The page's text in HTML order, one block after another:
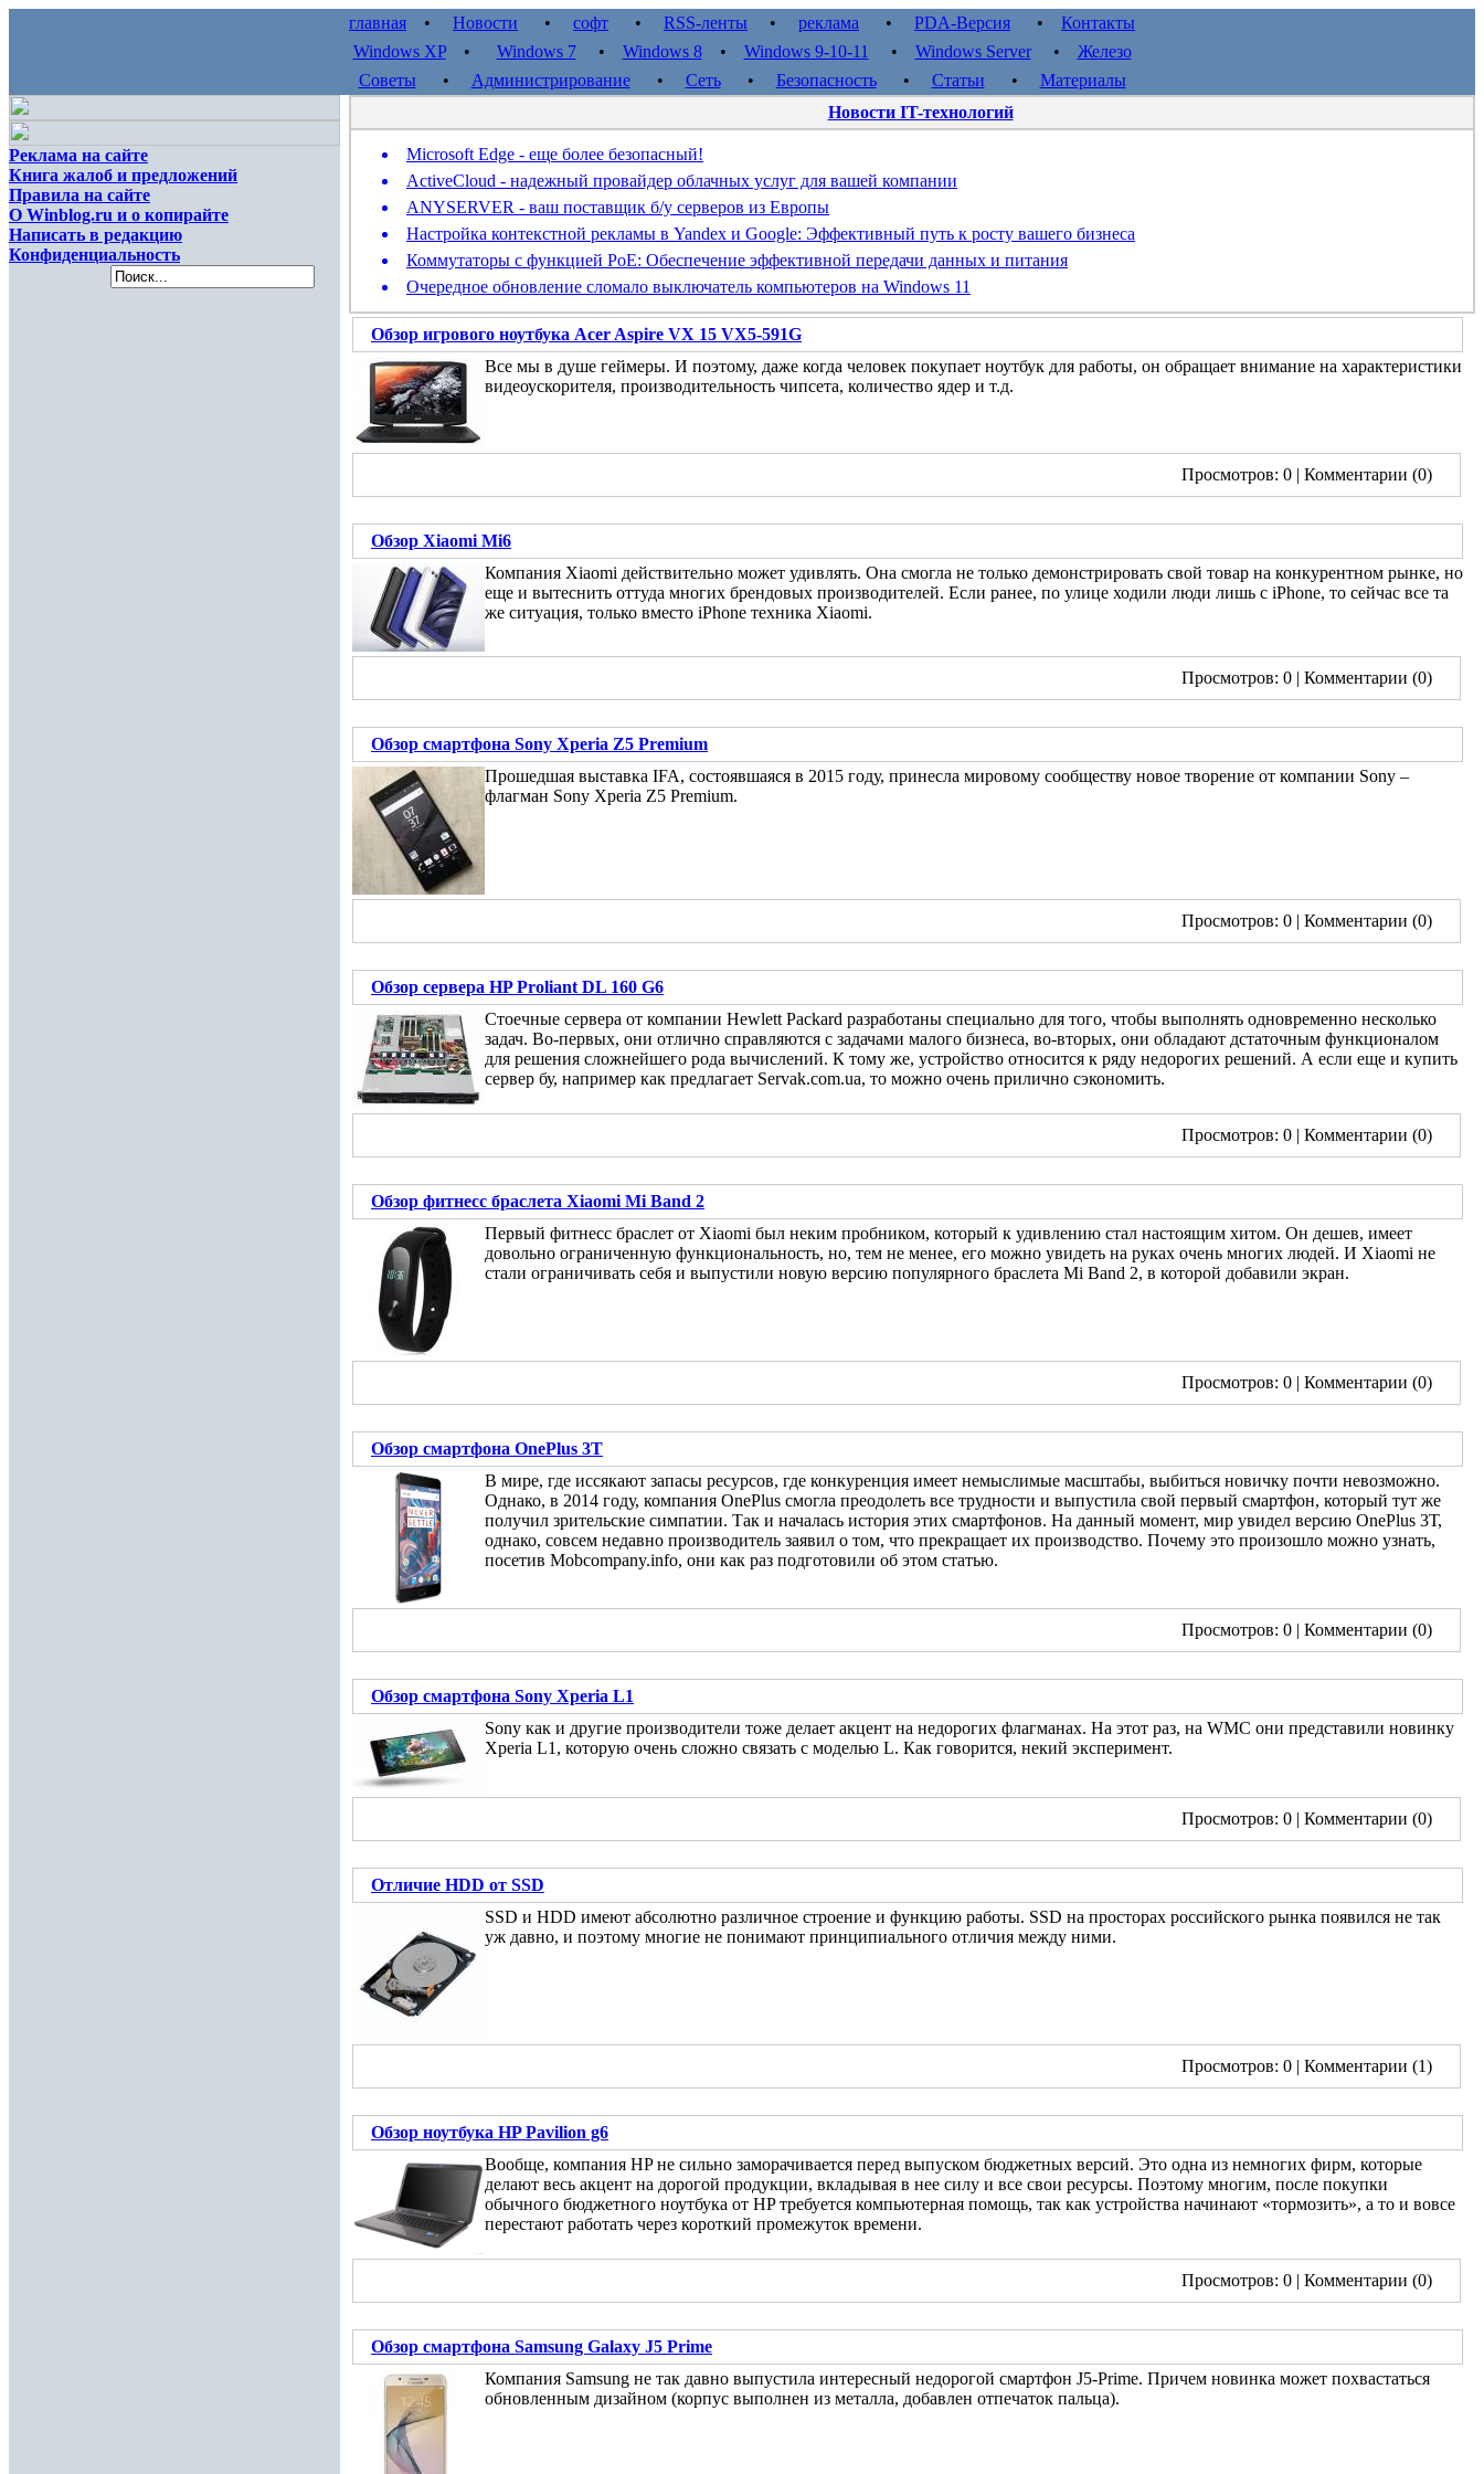
главная • Новости • софт • RSS-ленты • реклама • PDA-Версия • Контакты
Windows XP• Windows 7• Windows 8• Windows 9-10-11 • Windows Server• Железо
Советы • Администрирование• Сеть• Безопасность• Статьи • Материалы
Реклама на сайте
Книга жалоб и предложений
Правила на сайте
О Winblog.ru и о копирайте
Написать в редакцию
Конфиденциальность
Новости IT-технологий
Microsoft Edge - еще более безопасный!
ActiveCloud - надежный провайдер облачных услуг для вашей компании
ANYSERVER - ваш поставщик б/у серверов из Европы
Настройка контекстной рекламы в Yandex и Google: Эффективный путь к росту вашего бизнеса
Коммутаторы с функцией PoE: Обеспечение эффективной передачи данных и питания
Очередное обновление сломало выключатель компьютеров на Windows 11
Обзор игрового ноутбука Acer Aspire VX 15 VX5-591G
Все мы в душе геймеры. И поэтому, даже когда человек покупает ноутбук для работы, он обращает внимание на характеристики
видеоускорителя, производительность чипсета, количество ядер и т.д.
Просмотров: 0 | Комментарии (0)
Обзор Xiaomi Mi6
Компания Xiaomi действительно может удивлять. Она смогла не только демонстрировать свой товар на конкурентном рынке, но
еще и вытеснить оттуда многих брендовых производителей. Если ранее, по улице ходили люди лишь с iPhone, то сейчас все та
же ситуация, только вместо iPhone техника Xiaomi.
Просмотров: 0 | Комментарии (0)
Обзор смартфона Sony Xperia Z5 Premium
Прошедшая выставка IFA, состоявшаяся в 2015 году, принесла мировому сообществу новое творение от компании Sony –
флагман Sony Xperia Z5 Premium.
Просмотров: 0 | Комментарии (0)
Обзор сервера HP Proliant DL 160 G6
Стоечные сервера от компании Hewlett Packard разработаны специально для того, чтобы выполнять одновременно несколько
задач. Во-первых, они отлично справляются с задачами малого бизнеса, во-вторых, они обладают дстаточным функционалом
для решения сложнейшего рода вычислений. К тому же, устройство относится к ряду недорогих решений. А если еще и купить
сервер бу, например как предлагает Servak.com.ua, то можно очень прилично сэкономить.
Просмотров: 0 | Комментарии (0)
Обзор фитнесс браслета Xiaomi Mi Band 2
Первый фитнесс браслет от Xiaomi был неким пробником, который к удивлению стал настоящим хитом. Он дешев, имеет
довольно ограниченную функциональность, но, тем не менее, его можно увидеть на руках очень многих людей. И Xiaomi не
стали ограничивать себя и выпустили новую версию популярного браслета Mi Band 2, в которой добавили экран.
Просмотров: 0 | Комментарии (0)
Обзор смартфона OnePlus 3Т
В мире, где иссякают запасы ресурсов, где конкуренция имеет немыслимые масштабы, выбиться новичку почти невозможно.
Однако, в 2014 году, компания OnePlus смогла преодолеть все трудности и выпустила свой первый смартфон, который тут же
получил зрительские симпатии. Так и началась история этих смартфонов. На данный момент, мир увидел версию OnePlus 3Т,
однако, совсем недавно производитель заявил о том, что прекращает их производство. Почему это произошло можно узнать,
посетив Mobcompany.info, они как раз подготовили об этом статью.
Просмотров: 0 | Комментарии (0)
Обзор смартфона Sony Xperia L1
Sony как и другие производители тоже делает акцент на недорогих флагманах. На этот раз, на WMC они представили новинку
Xperia L1, которую очень сложно связать с моделью L. Как говорится, некий эксперимент.
Просмотров: 0 | Комментарии (0)
Отличие HDD от SSD
SSD и HDD имеют абсолютно различное строение и функцию работы. SSD на просторах российского рынка появился не так
уж давно, и поэтому многие не понимают принципиального отличия между ними.
Просмотров: 0 | Комментарии (1)
Обзор ноутбука HP Pavilion g6
Вообще, компания HP не сильно заморачивается перед выпуском бюджетных версий. Это одна из немногих фирм, которые
делают весь акцент на дорогой продукции, вкладывая в нее силу и все свои ресурсы. Поэтому многим, после покупки
обычного бюджетного ноутбука от HP требуется компьютерная помощь, так как устройства начинают «тормозить», а то и вовсе
перестают работать через короткий промежуток времени.
Просмотров: 0 | Комментарии (0)
Обзор смартфона Samsung Galaxy J5 Prime
Компания Samsung не так давно выпустила интересный недорогой смартфон J5-Prime. Причем новинка может похвастаться
обновленным дизайном (корпус выполнен из металла, добавлен отпечаток пальца).